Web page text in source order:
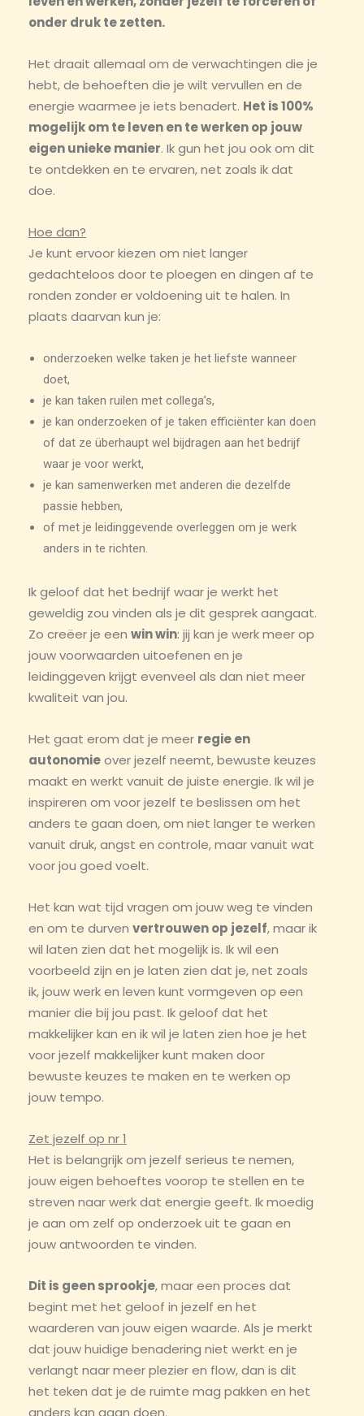
onder druk te zetten.
Het draait allemaal om de verwachtingen die je
hebt, de behoeften die je wilt vervullen en de
energie waarmee je iets benadert. Het is 100%
mogelijk om te leven en te werken op jouw
eigen unieke manier. Ik gun het jou ook om dit
te ontdekken en te ervaren, net zoals ik dat
doe.
Hoe dan?
Je kunt ervoor kiezen om niet langer
gedachteloos door te ploegen en dingen af te
ronden zonder er voldoening uit te halen. In
plaats daarvan kun je:
onderzoeken welke taken je het liefste wanneer
doet,
je kan taken ruilen met collega’s,
je kan onderzoeken of je taken efficiënter kan doen
of dat ze überhaupt wel bijdragen aan het bedrijf
waar je voor werkt,
je kan samenwerken met anderen die dezelfde
passie hebben,
of met je leidinggevende overleggen om je werk
anders in te richten.
Ik geloof dat het bedrijf waar je werkt het
geweldig zou vinden als je dit gesprek aangaat.
Zo creëer je een win win: jij kan je werk meer op
jouw voorwaarden uitoefenen en je
leidinggeven krijgt evenveel als dan niet meer
kwaliteit van jou.
Het gaat erom dat je meer regie en
autonomieover jezelf neemt, bewuste keuzes
maakt en werkt vanuit de juiste energie. Ik wil je
inspireren om voor jezelf te beslissen om het
anders te gaan doen, om niet langer te werken
vanuit druk, angst en controle, maar vanuit wat
voor jou goed voelt.
Het kan wat tijd vragen om jouw weg te vinden
en om te durven vertrouwen op jezelf, maar ik
wil laten zien dat het mogelijk is. Ik wil een
voorbeeld zijn en je laten zien dat je, net zoals
ik, jouw werk en leven kunt vormgeven op een
manier die bij jou past. Ik geloof dat het
makkelijker kan en ik wil je laten zien hoe je het
voor jezelf makkelijker kunt maken door
bewuste keuzes te maken en te werken op
jouw tempo.
Zet jezelf op nr 1
Het is belangrijk om jezelf serieus te nemen,
jouw eigen behoeftes voorop te stellen en te
streven naar werk dat energie geeft. Ik moedig
je aan om zelf op onderzoek uit te gaan en
jouw antwoorden te vinden.
Dit is geen sprookje, maar een proces dat
begint met het geloof in jezelf en het
waarderen van jouw eigen waarde. Als je merkt
dat jouw huidige benadering niet werkt en je
verlangt naar meer plezier en flow, dan is dit
het teken dat je de ruimte mag pakken en het